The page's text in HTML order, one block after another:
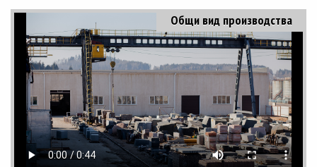
Общи вид производства